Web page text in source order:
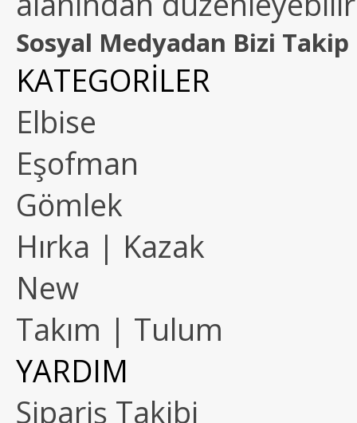
Sosyal Medyadan Bizi Takip
KATEGORİLER
Elbise
Eşofman
Gömlek
Hırka | Kazak
New
Takım | Tulum
YARDIM
Sipariş Takibi